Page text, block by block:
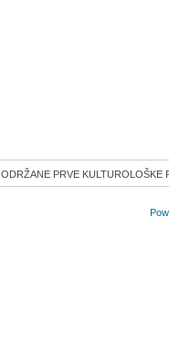
ODRŽANE PRVE KULTUROLOŠKE